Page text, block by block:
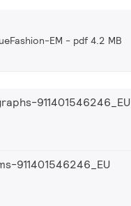
EM pdf 4.2 MB
911401546246_EU
911401546246_EU